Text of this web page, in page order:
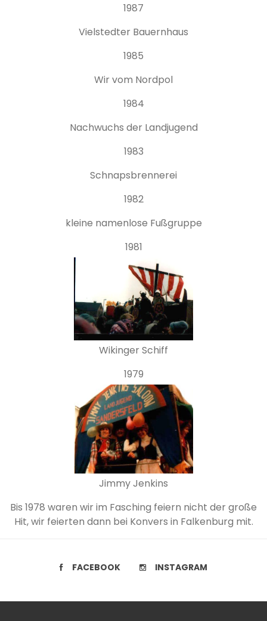
1987
Vielstedter Bauernhaus
1985
Wir vom Nordpol
1984
Nachwuchs der Landjugend
1983
Schnapsbrennerei
1982
kleine namenlose Fußgruppe
1981
Wikinger Schiff
1979
Jimmy Jenkins
Bis 1978 waren wir im Fasching feiern nicht der große
Hit, wir feierten dann bei Konvers in Falkenburg mit.
FACEBOOK INSTAGRAM